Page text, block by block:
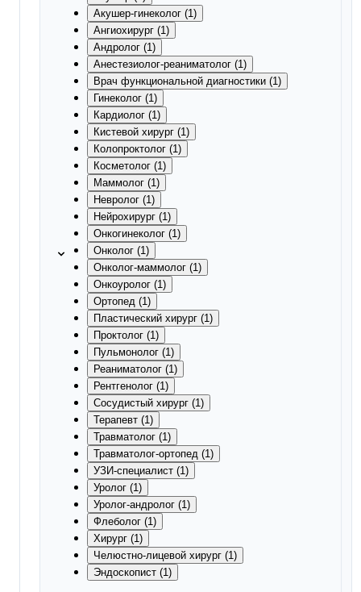
Акушер-гинеколог (1)
Ангиохирург (1)
Андролог (1)
Анестезиолог-реаниматолог (1)
Врач функциональной диагностики (1)
Гинеколог (1)
Кардиолог (1)
Кистевой хирург (1)
Колопроктолог (1)
Косметолог (1)
Маммолог (1)
Невролог (1)
Нейрохирург (1)
Онкогинеколог (1)
Онколог (1)
Онколог-маммолог (1)
Онкоуролог (1)
Ортопед (1)
Пластический хирург (1)
Проктолог (1)
Пульмонолог (1)
Реаниматолог (1)
Рентгенолог (1)
Сосудистый хирург (1)
Терапевт (1)
Травматолог (1)
Травматолог-ортопед (1)
УЗИ-специалист (1)
Уролог (1)
Уролог-андролог (1)
Флеболог (1)
Хирург (1)
Челюстно-лицевой хирург (1)
Эндоскопист (1)